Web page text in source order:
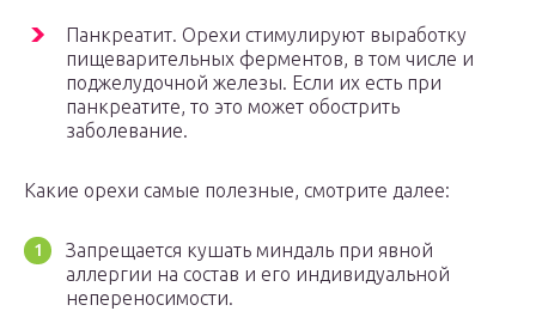
Панкреатит. Орехи стимулируют выработку
пищеварительных ферментов, в том числе и
поджелудочной железы. Если их есть при
панкреатите, то это может обострить
заболевание.
Какие орехи самые полезные, смотрите далее:
Запрещается кушать миндаль при явной
аллергии на состав и его индивидуальной
непереносимости.